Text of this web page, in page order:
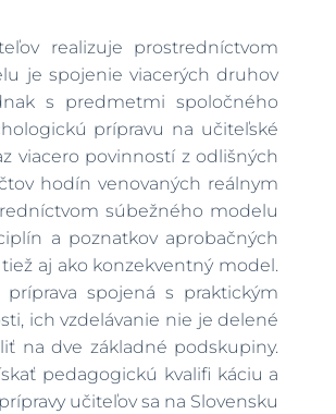
realizuje prostredníctvom
je spojenie viacerých druhov
s predmetmi spoločného
prípravu na učiteľské
viacero povinností z odlišných
hodín venovaných reálnym
súbežného modelu
a poznatkov aprobačných
aj ako konzekventný model.
spojená s praktickým
ich vzdelávanie nie je delené
na dve základné podskupiny.
pedagogickú kvalifi káciu a
učiteľov sa na Slovensku